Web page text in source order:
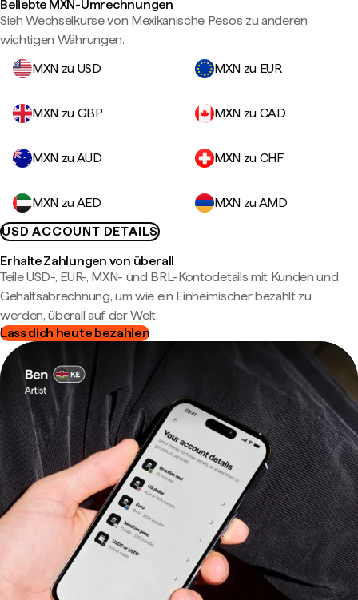
Beliebte MXN-Umrechnungen
Sieh Wechselkurse von Mexikanische Pesos zu anderen
wichtigen Währungen.
MXN zu USD
MXN zu EUR
MXN zu GBP MXN zu CAD
MXN zu AUD MXN zu CHF
MXN zu AED
MXN zu AMD
USD ACCOUNT DETAILS
Erhalte Zahlungen von überall
Teile USD-, EUR-, MXN- und BRL-Kontodetails mit Kunden und
Gehaltsabrechnung, um wie ein Einheimischer bezahlt zu
werden, überall auf der Welt.
Lass dich heute bezahlen